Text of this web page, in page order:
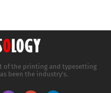
of the printing and typesetting
been the industry's.